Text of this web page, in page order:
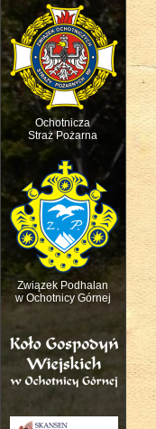
Ochotnicza
Straż Pożarna
Związek Podhalan
w Ochotnicy Górnej